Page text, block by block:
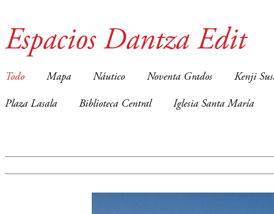
Espacios Dantza Edit
Todo Mapa Náutico Noventa Grados Kenji
Plaza Lasala Biblioteca Central Iglesia Santa María